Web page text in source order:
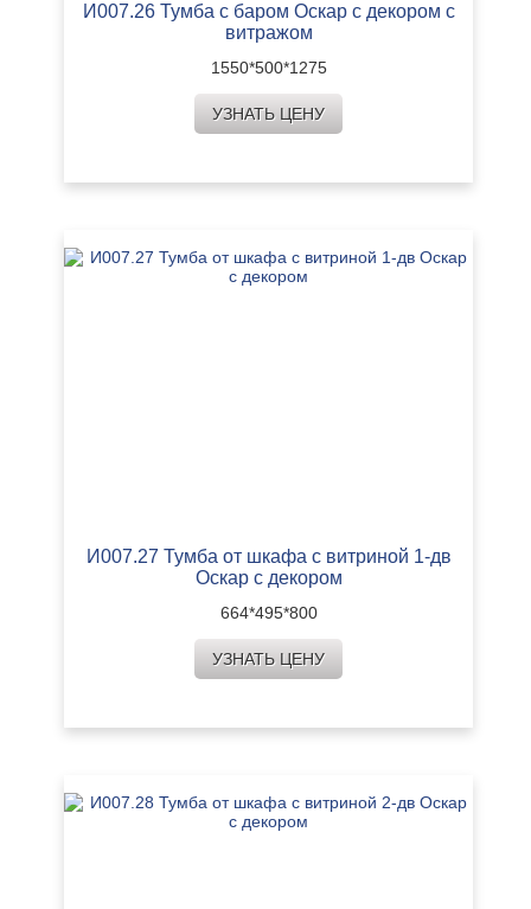
И007.26 Тумба с баром Оскар с декором с
витражом
1550*500*1275
УЗНАТЬ ЦЕНУ
И007.27 Тумба от шкафа с витриной 1-дв
Оскар с декором
664*495*800
УЗНАТЬ ЦЕНУ